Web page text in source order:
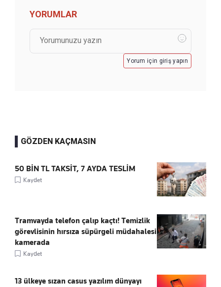
YORUMLAR
Yorum için giriş yapın
GÖZDEN KAÇMASIN
50 BİN TL TAKSİT, 7 AYDA TESLİM
Kaydet
Tramvayda telefon çalıp kaçtı! Temizlik
görevlisinin hırsıza süpürgeli müdahalesi
kamerada
Kaydet
13 ülkeye sızan casus yazılım dünyayı